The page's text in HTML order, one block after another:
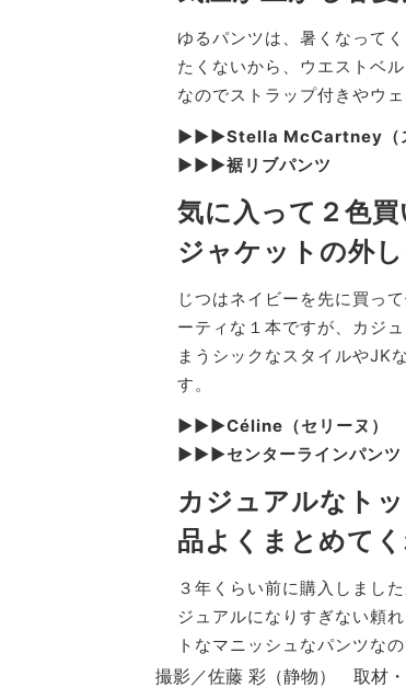
ゆるパンツは、暑くなって
たくないから、ウエストベ
なのでストラップ付きやウ
▶︎▶︎▶︎Stella McCartney（ス
▶︎▶︎▶︎裾リブパンツ
気に入って２色買
ジャケットの外
じつはネイビーを先に買っ
ーティな１本ですが、カジ
まうシックなスタイルやJK
す。
▶︎▶︎▶︎Céline（セリーヌ）
▶︎▶︎▶︎センターラインパンツ
カジュアルなト
品よくまとめて
３年くらい前に購入しまし
ジュアルになりすぎない頼
トなマニッシュなパンツな
撮影／佐藤 彩（静物） 取材